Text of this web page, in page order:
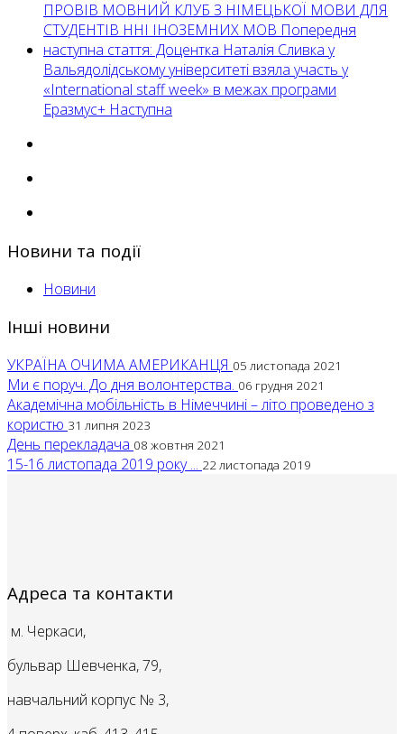
ПРОВІВ МОВНИЙ КЛУБ З НІМЕЦЬКОЇ МОВИ ДЛЯ
СТУДЕНТІВ ННІ ІНОЗЕМНИХ МОВ Попередня
наступна стаття: Доцентка Наталія Сливка у
Вальядолідському університеті взяла участь у
«International staff week» в межах програми
Еразмус+ Наступна
Новини та події
Новини
Інші новини
УКРАЇНА ОЧИМА АМЕРИКАНЦЯ 05 листопада 2021
Ми є поруч. До дня волонтерства. 06 грудня 2021
Академічна мобільність в Німеччині – літо проведено з
користю 31 липня 2023
День перекладача 08 жовтня 2021
15-16 листопада 2019 року ... 22 листопада 2019
Адреса та контакти
м. Черкаси,
бульвар Шевченка, 79,
навчальний корпус № 3,